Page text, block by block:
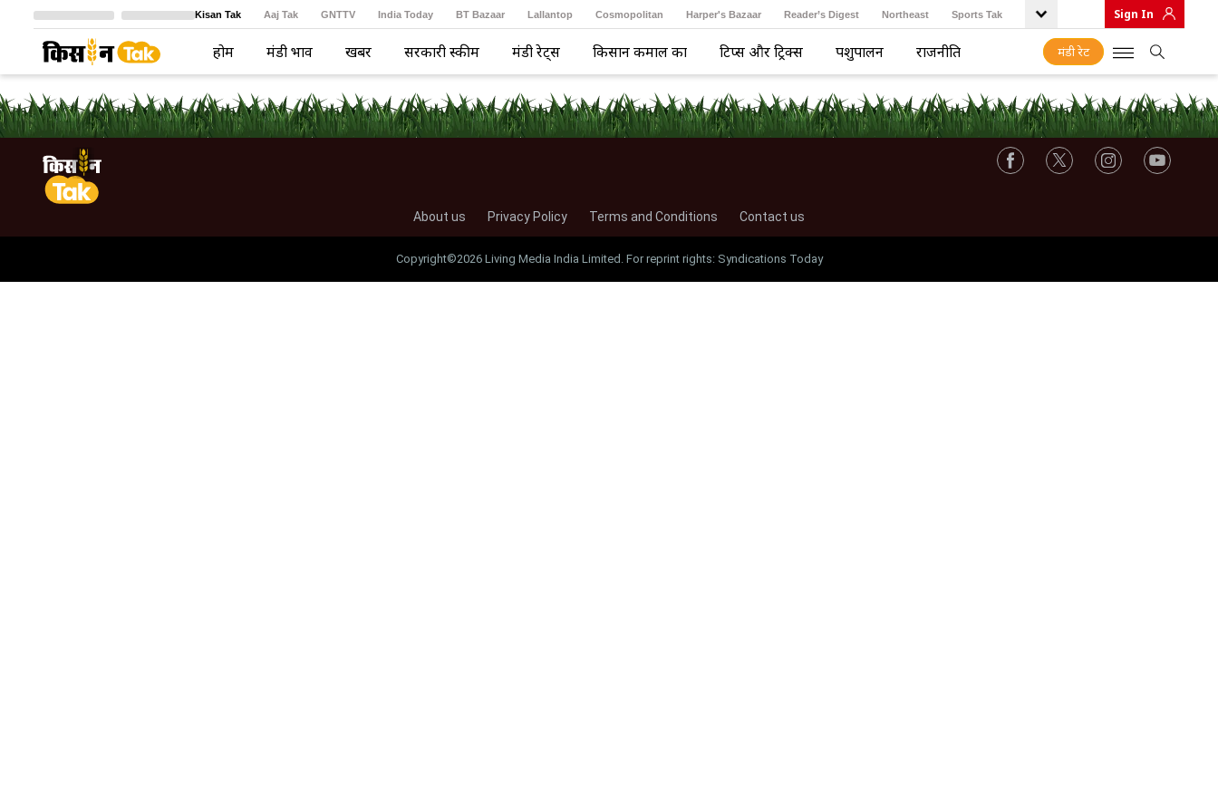
Kisan Tak Aaj Tak GNTTV India Today BT Bazaar Lallantop Cosmopolitan Harper's Bazaar Reader’s Digest Northeast Sports Tak
Crime Tak Astro Tak
Sign In
होम मंडी भाव खबरें सरकारी स्कीम मंडी रेट्स किसान कमाल का टिप्स और ट्रिक्स पशुपालन राजनीति मंडी रेट
About us Privacy Policy Terms and Conditions Contact us
Copyright©2026 Living Media India Limited. For reprint rights: Syndications Today